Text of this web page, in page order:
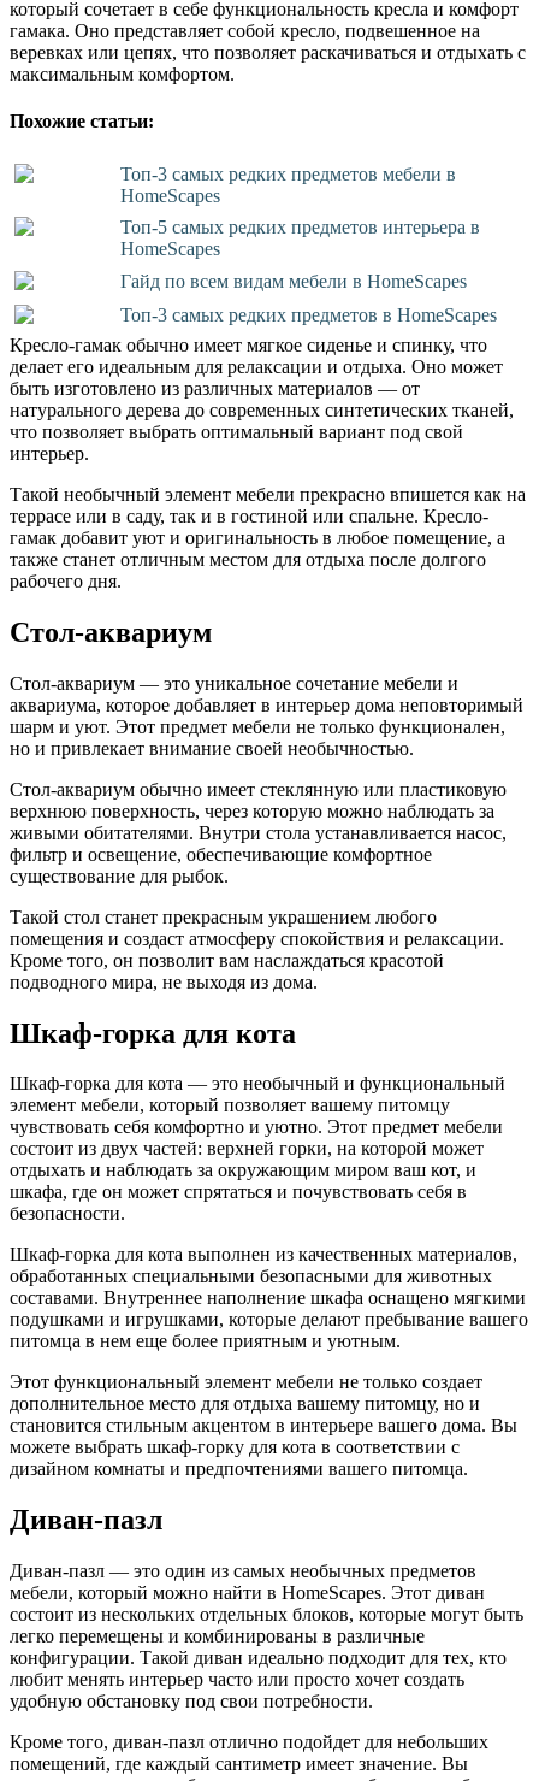
который сочетает в себе функциональность кресла и комфорт
гамака. Оно представляет собой кресло, подвешенное на
веревках или цепях, что позволяет раскачиваться и отдыхать с
максимальным комфортом.
Похожие статьи:
Топ-3 самых редких предметов мебели в
HomeScapes
Топ-5 самых редких предметов интерьера в
HomeScapes
Гайд по всем видам мебели в HomeScapes
Топ-3 самых редких предметов в HomeScapes
Кресло-гамак обычно имеет мягкое сиденье и спинку, что
делает его идеальным для релаксации и отдыха. Оно может
быть изготовлено из различных материалов — от
натурального дерева до современных синтетических тканей,
что позволяет выбрать оптимальный вариант под свой
интерьер.
Такой необычный элемент мебели прекрасно впишется как на
террасе или в саду, так и в гостиной или спальне. Кресло-
гамак добавит уют и оригинальность в любое помещение, а
также станет отличным местом для отдыха после долгого
рабочего дня.
Стол-аквариум
Стол-аквариум — это уникальное сочетание мебели и
аквариума, которое добавляет в интерьер дома неповторимый
шарм и уют. Этот предмет мебели не только функционален,
но и привлекает внимание своей необычностью.
Стол-аквариум обычно имеет стеклянную или пластиковую
верхнюю поверхность, через которую можно наблюдать за
живыми обитателями. Внутри стола устанавливается насос,
фильтр и освещение, обеспечивающие комфортное
существование для рыбок.
Такой стол станет прекрасным украшением любого
помещения и создаст атмосферу спокойствия и релаксации.
Кроме того, он позволит вам наслаждаться красотой
подводного мира, не выходя из дома.
Шкаф-горка для кота
Шкаф-горка для кота — это необычный и функциональный
элемент мебели, который позволяет вашему питомцу
чувствовать себя комфортно и уютно. Этот предмет мебели
состоит из двух частей: верхней горки, на которой может
отдыхать и наблюдать за окружающим миром ваш кот, и
шкафа, где он может спрятаться и почувствовать себя в
безопасности.
Шкаф-горка для кота выполнен из качественных материалов,
обработанных специальными безопасными для животных
составами. Внутреннее наполнение шкафа оснащено мягкими
подушками и игрушками, которые делают пребывание вашего
питомца в нем еще более приятным и уютным.
Этот функциональный элемент мебели не только создает
дополнительное место для отдыха вашему питомцу, но и
становится стильным акцентом в интерьере вашего дома. Вы
можете выбрать шкаф-горку для кота в соответствии с
дизайном комнаты и предпочтениями вашего питомца.
Диван-пазл
Диван-пазл — это один из самых необычных предметов
мебели, который можно найти в HomeScapes. Этот диван
состоит из нескольких отдельных блоков, которые могут быть
легко перемещены и комбинированы в различные
конфигурации. Такой диван идеально подходит для тех, кто
любит менять интерьер часто или просто хочет создать
удобную обстановку под свои потребности.
Кроме того, диван-пазл отлично подойдет для небольших
помещений, где каждый сантиметр имеет значение. Вы